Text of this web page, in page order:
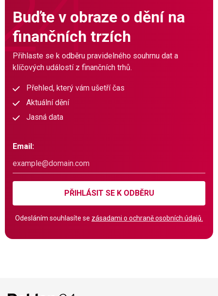
Buďte v obraze o dění na
finančních trzích
Přihlaste se k odběru pravidelného souhrnu dat a
klíčových událostí z finančních trhů.
Přehled, který vám ušetří čas
Aktuální dění
Jasná data
Email:
PŘIHLÁSIT SE K ODBĚRU
Odesláním souhlasíte se zásadami o ochraně osobních údajů.